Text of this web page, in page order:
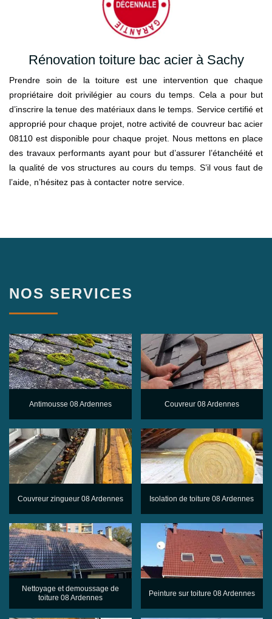
Rénovation toiture bac acier à Sachy
Prendre soin de la toiture est une intervention que chaque
propriétaire doit privilégier au cours du temps. Cela a pour but
d’inscrire la tenue des matériaux dans le temps. Service certifié et
approprié pour chaque projet, notre activité de couvreur bac acier
08110 est disponible pour chaque projet. Nous mettons en place
des travaux performants ayant pour but d’assurer l’étanchéité et
la qualité de vos structures au cours du temps. S’il vous faut de
l’aide, n’hésitez pas à contacter notre service.
NOS SERVICES
Antimousse 08 Ardennes Couvreur 08 Ardennes
Couvreur zingueur 08 Ardennes Isolation de toiture 08 Ardennes
Nettoyage et demoussage de
toiture 08 Ardennes
Peinture sur toiture 08 Ardennes